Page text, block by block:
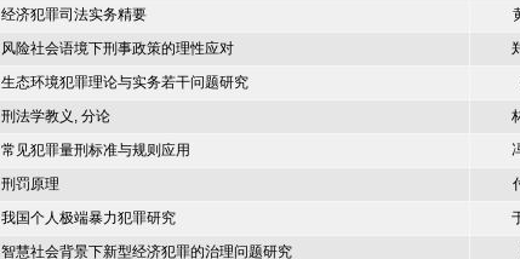
经济犯罪司法实务精要
风险社会语境下刑事政策的理性应对
生态环境犯罪理论与实务若干问题研究
刑法学教义, 分论
常见犯罪量刑标准与规则应用
刑罚原理
我国个人极端暴力犯罪研究
智慧社会背景下新型经济犯罪的治理问题研究